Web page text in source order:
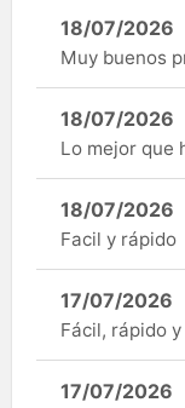
18/07/2026
Muy buenos
18/07/2026
Lo mejor que
18/07/2026
Facil y rápido
17/07/2026
Fácil, rápido
17/07/2026